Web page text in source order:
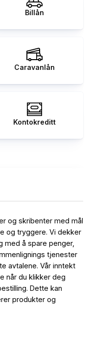
Billån
Caravanlån
Kontokreditt
og skribenter med mål
og tryggere. Vi dekker
med å spare penger,
tjenester
avtalene. Vår inntekt
når du klikker deg
Dette kan
produkter og